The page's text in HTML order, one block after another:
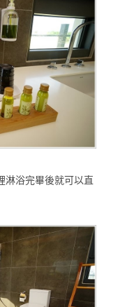
淋浴完畢後就可以直